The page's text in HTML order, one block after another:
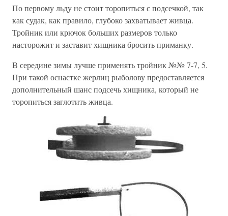
По первому льду не стоит торопиться с подсечкой, так
как судак, как правило, глубоко захватывает живца.
Тройник или крючок больших размеров только
насторожит и заставит хищника бросить приманку.
В середине зимы лучше применять тройник №№ 7-7, 5.
При такой оснастке жерлиц рыболову предоставляется
дополнительный шанс подсечь хищника, который не
торопиться заглотить живца.